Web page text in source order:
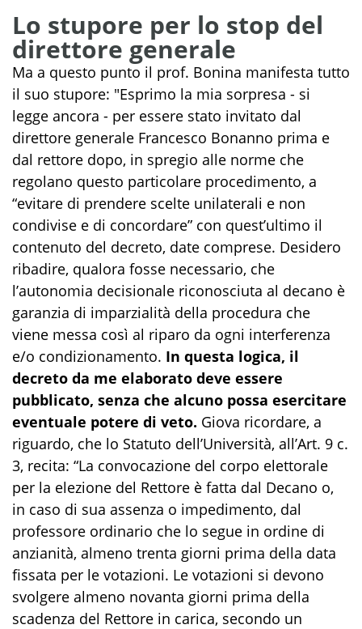
Lo stupore per lo stop del
direttore generale
Ma a questo punto il prof. Bonina manifesta tutto
il suo stupore: "Esprimo la mia sorpresa - si
legge ancora - per essere stato invitato dal
direttore generale Francesco Bonanno prima e
dal rettore dopo, in spregio alle norme che
regolano questo particolare procedimento, a
“evitare di prendere scelte unilaterali e non
condivise e di concordare” con quest’ultimo il
contenuto del decreto, date comprese. Desidero
ribadire, qualora fosse necessario, che
l’autonomia decisionale riconosciuta al decano è
garanzia di imparzialità della procedura che
viene messa così al riparo da ogni interferenza
e/o condizionamento. In questa logica, il
decreto da me elaborato deve essere
pubblicato, senza che alcuno possa esercitare
eventuale potere di veto. Giova ricordare, a
riguardo, che lo Statuto dell’Università, all’Art. 9 c.
3, recita: “La convocazione del corpo elettorale
per la elezione del Rettore è fatta dal Decano o,
in caso di sua assenza o impedimento, dal
professore ordinario che lo segue in ordine di
anzianità, almeno trenta giorni prima della data
fissata per le votazioni. Le votazioni si devono
svolgere almeno novanta giorni prima della
scadenza del Rettore in carica, secondo un